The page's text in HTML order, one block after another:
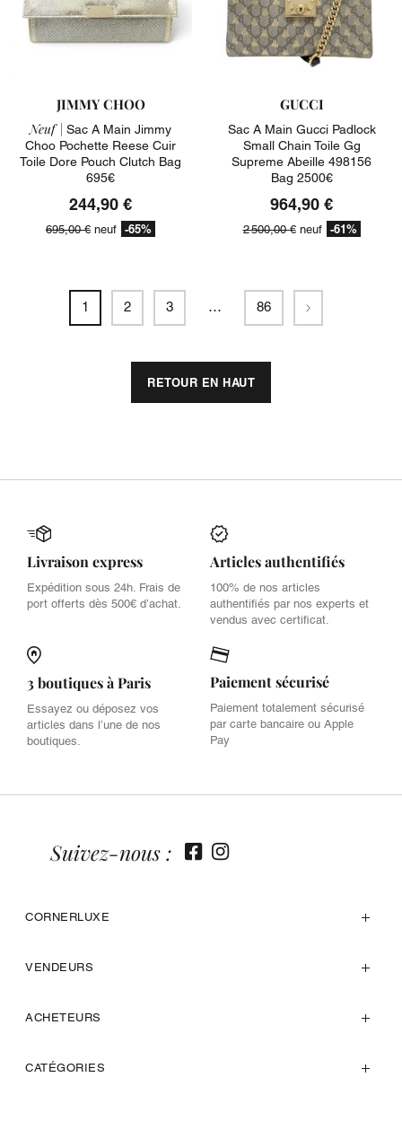
JIMMY CHOO
Neuf | Sac A Main Jimmy
Choo Pochette Reese Cuir
Toile Dore Pouch Clutch Bag
695€
244,90 €
695,00 € neuf -65%
GUCCI
Sac A Main Gucci Padlock
Small Chain Toile Gg
Supreme Abeille 498156
Bag 2500€
964,90 €
2 500,00 €neuf -61%
1 2 3 … 86 Suivant
RETOUR EN HAUT
Livraison express
Expédition sous 24h. Frais de
port offerts dès 500€ d’achat.
Articles authentifiés
100% de nos articles
authentifiés par nos experts et
vendus avec certificat.
3 boutiques à Paris
Essayez ou déposez vos
articles dans l’une de nos
boutiques.
Paiement sécurisé
Paiement totalement sécurisé
par carte bancaire ou Apple
Pay
CORNERLUXE
VENDEURS
ACHETEURS
CATÉGORIES
Suivez-nous :